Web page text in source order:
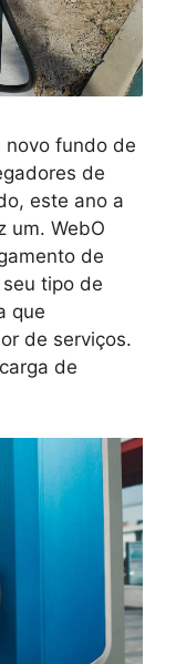
novo fundo de
de
este ano a
um. WebO
de
tipo de
que
de serviços.
de